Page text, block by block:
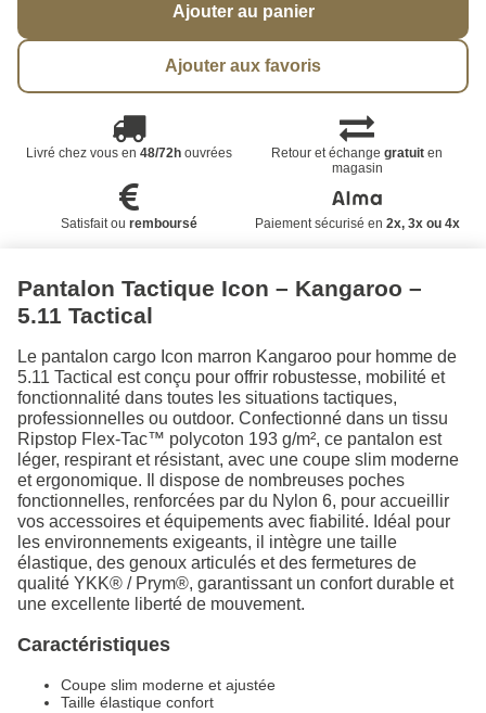
Ajouter au panier
Ajouter aux favoris
Livré chez vous en 48/72houvrées Retour et échangegratuit en
magasin
Satisfait ou remboursé Paiement sécurisé en 2x, 3x ou 4x
Pantalon Tactique Icon – Kangaroo –
5.11 Tactical
Le pantalon cargo Icon marron Kangaroo pour homme de
5.11 Tactical est conçu pour offrir robustesse, mobilité et
fonctionnalité dans toutes les situations tactiques,
professionnelles ou outdoor. Confectionné dans un tissu
Ripstop Flex-Tac™ polycoton 193 g/m², ce pantalon est
léger, respirant et résistant, avec une coupe slim moderne
et ergonomique. Il dispose de nombreuses poches
fonctionnelles, renforcées par du Nylon 6, pour accueillir
vos accessoires et équipements avec fiabilité. Idéal pour
les environnements exigeants, il intègre une taille
élastique, des genoux articulés et des fermetures de
qualité YKK® / Prym®, garantissant un confort durable et
une excellente liberté de mouvement.
Caractéristiques
Coupe slim moderne et ajustée
Taille élastique confort